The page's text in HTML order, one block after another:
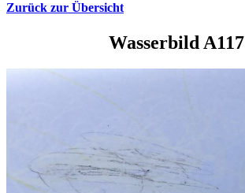
Zurück zur Übersicht
Wasserbild A117